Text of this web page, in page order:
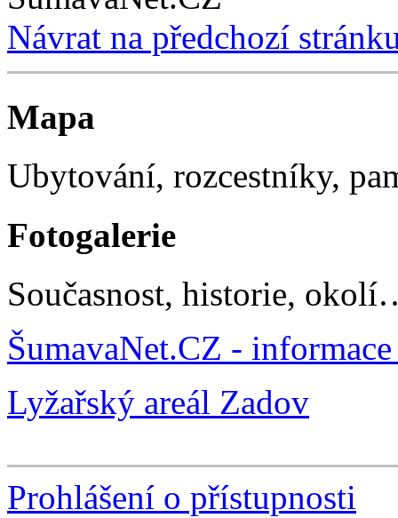
Návrat na předchozí
Mapa
Ubytování, rozcestníky,
Fotogalerie
Současnost, historie,
ŠumavaNet.CZ -
Lyžařský areál Zadov
Prohlášení o přístupnosti